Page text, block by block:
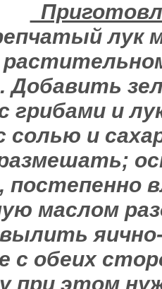
лук
Добавить
грибами и
солью и
постепенно
маслом
вылить
с обеих
при этом